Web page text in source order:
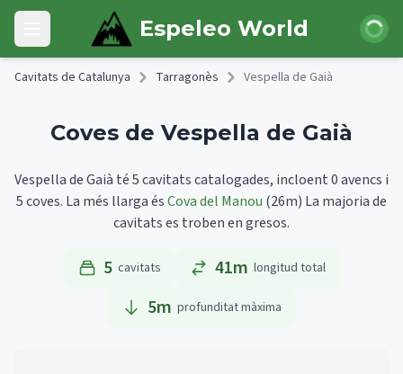
Skip to main content
Open main menu Espeleo World Iniciar
Cavitats de Catalunya Tarragonès Vespella de Gaià
Coves de Vespella de Gaià
Vespella de Gaià té 5 cavitats catalogades, incloent 0 avencs i
5 coves. La més llarga ésCova del Manou (26m) La majoria de
cavitats es troben en gresos.
5 cavitats 41m longitud total
5m profunditat màxima